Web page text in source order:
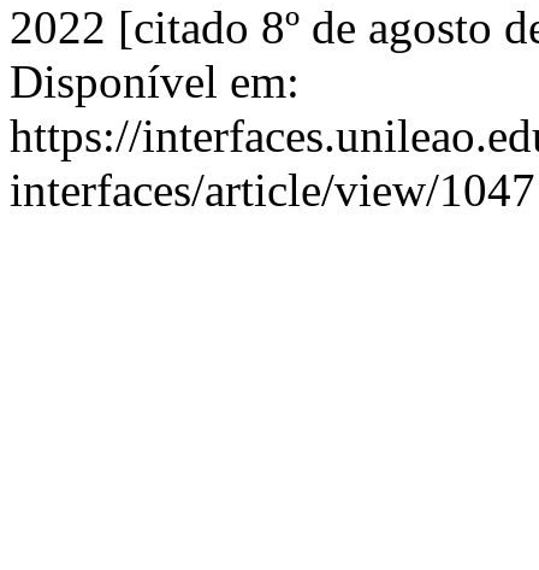
2022 [citado 8º de agosto
Disponível em:
https://
interfaces/article/view/1047